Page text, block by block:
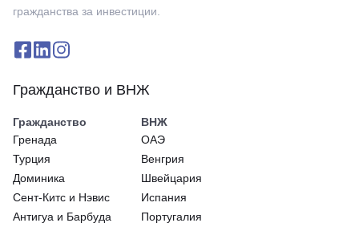
гражданства за инвестиции.
Гражданство и ВНЖ
Гражданство
Гренада
Турция
Доминика
Сeнт-Китс и Нэвис
Антигуа и Барбуда
ВНЖ
ОАЭ
Венгрия
Швейцария
Испания
Португалия